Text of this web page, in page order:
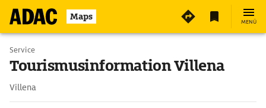
Maps MENÜ
Service
Tourismusinformation Villena
Villena